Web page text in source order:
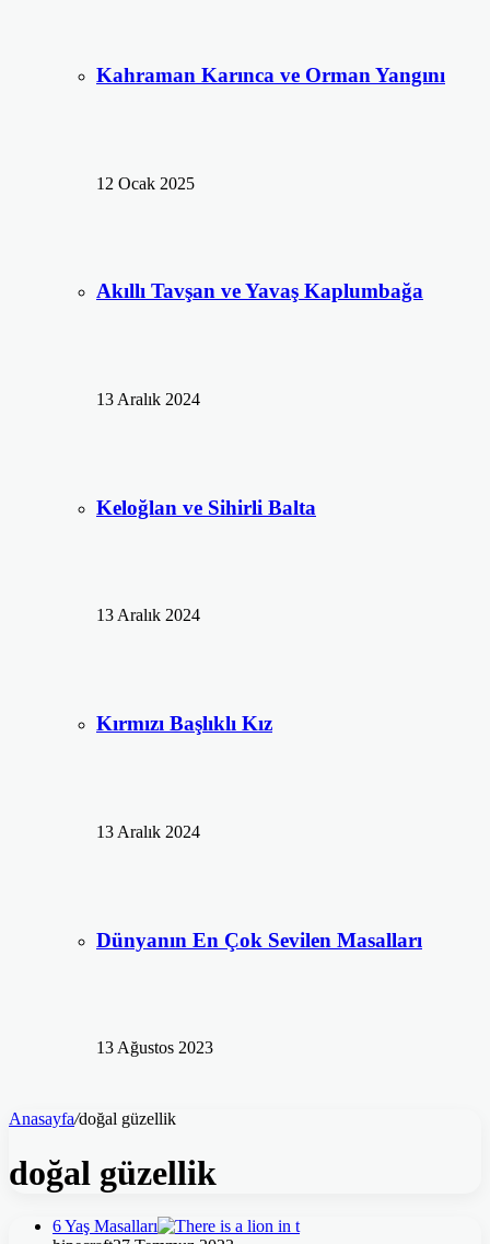
Kahraman Karınca ve Orman Yangını
12 Ocak 2025
Akıllı Tavşan ve Yavaş Kaplumbağa
13 Aralık 2024
Keloğlan ve Sihirli Balta
13 Aralık 2024
Kırmızı Başlıklı Kız
13 Aralık 2024
Dünyanın En Çok Sevilen Masalları
13 Ağustos 2023
Anasayfa/doğal güzellik
doğal güzellik
6 Yaş Masalları